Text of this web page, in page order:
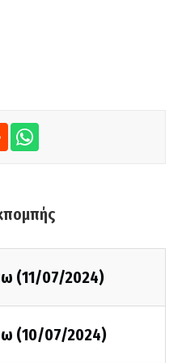
(11/07/2024)
(10/07/2024)